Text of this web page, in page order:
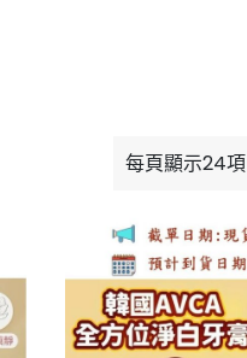
每頁顯示24項